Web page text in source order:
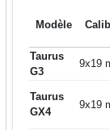
Modèle
Taurus
G3
9x19
Taurus
GX4
9x19